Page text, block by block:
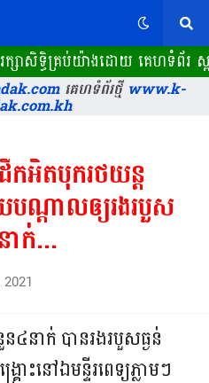
ក្សាសិទ្ធិគ្រប់យ៉ាងដោយ គេហទំព័រ
គេហទំព័រថ្មីwww.k-
កអិតបុករថយន្ត
ណ្ដាលឲ្យរងរបួស
ក់...
2021
៤នាក់ បានរងរបួសធ្ងន់
ះនៅឯ​មន្ទីរពេទ្យភ្លាមៗ